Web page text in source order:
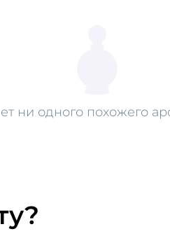
ни одного похожего